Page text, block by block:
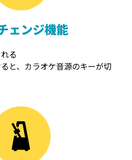
ェンジ機能
る
と、カラオケ音源のキーが切